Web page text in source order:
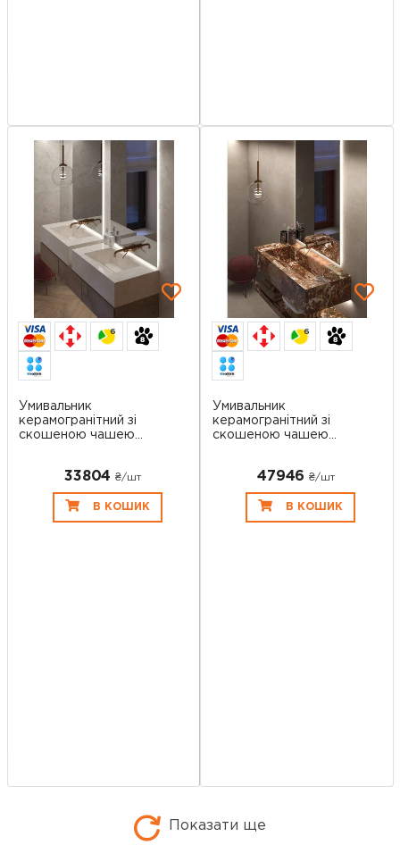
6
Умивальник
керамогранітний зі
скошеною чашею
33804 ₴/шт
В КОШИК
6
Умивальник
керамогранітний зі
скошеною чашею
47946 ₴/шт
В КОШИК
Показати ще